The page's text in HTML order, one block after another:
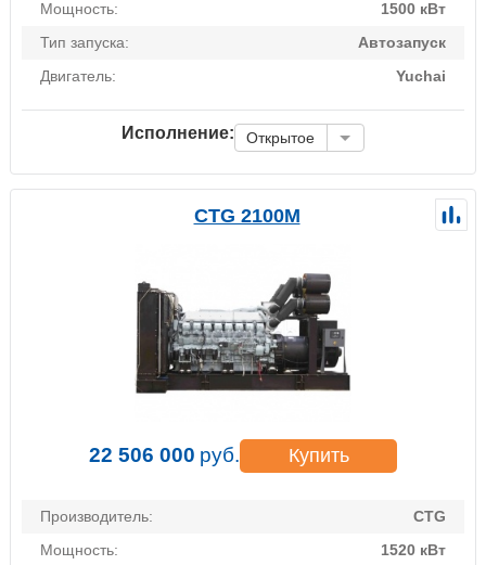
Мощность:
1500 кВт
Тип запуска:
Автозапуск
Двигатель:
Yuchai
Исполнение: Открытое
CTG 2100M
22 506 000 руб. Купить
Производитель:
CTG
Мощность:
1520 кВт